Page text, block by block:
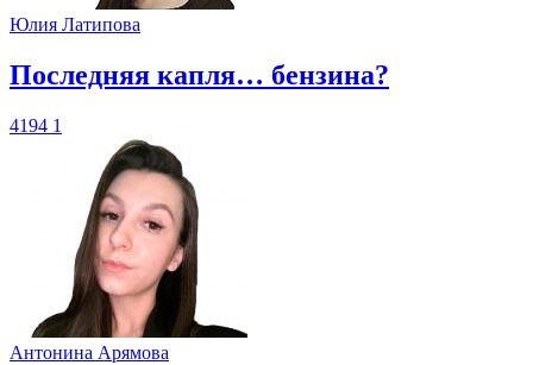
Юлия Латипова
​Последняя капля… бензина?
4194 1
Антонина Арямова